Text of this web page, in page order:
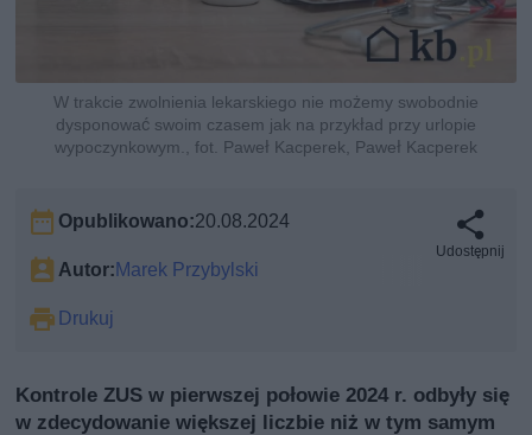
W trakcie zwolnienia lekarskiego nie możemy swobodnie
dysponować swoim czasem jak na przykład przy urlopie
wypoczynkowym., fot. Paweł Kacperek, Paweł Kacperek
Opublikowano:20.08.2024
Autor:Marek Przybylski
Drukuj
Udostępnij
Kontrole ZUS w pierwszej połowie 2024 r. odbyły się
w zdecydowanie większej liczbie niż w tym samym